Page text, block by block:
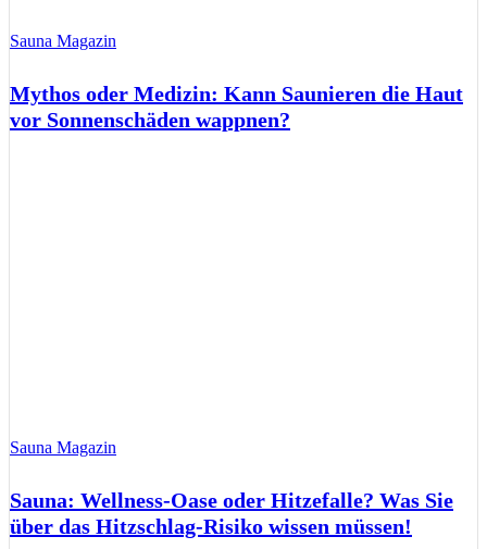
Sauna Magazin
Mythos oder Medizin: Kann Saunieren die Haut
vor Sonnenschäden wappnen?
Sauna Magazin
Sauna: Wellness-Oase oder Hitzefalle? Was Sie
über das Hitzschlag-Risiko wissen müssen!